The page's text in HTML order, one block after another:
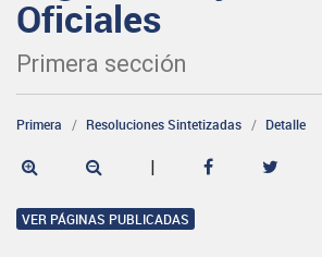
Oficiales
Primera sección
Primera Resoluciones Sintetizadas Detalle
|
VER PÁGINAS PUBLICADAS